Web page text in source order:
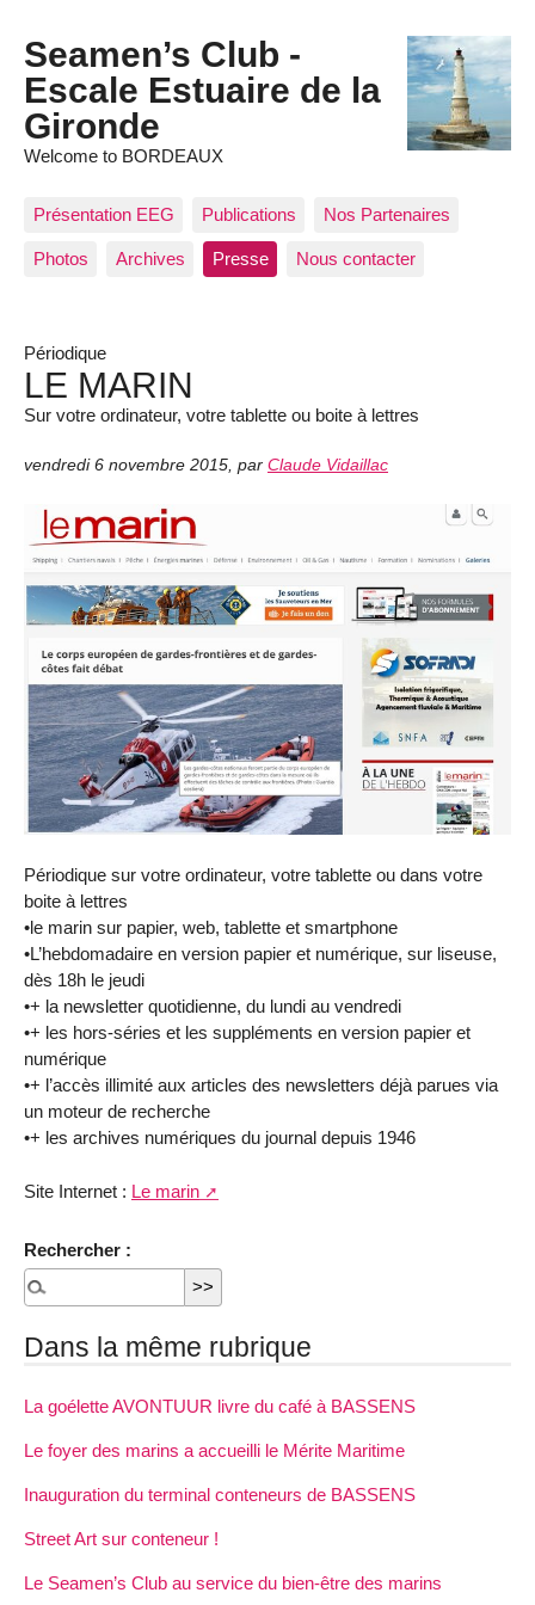
Seamen’s Club -
Escale Estuaire de la
Gironde
Welcome to BORDEAUX
Présentation EEG Publications Nos Partenaires
Photos Archives Presse Nous contacter
Périodique
LE MARIN
Sur votre ordinateur, votre tablette ou boite à lettres
vendredi 6 novembre 2015 par Claude Vidaillac
Périodique sur votre ordinateur, votre tablette ou dans votre
boite à lettres
•le marin sur papier, web, tablette et smartphone
•L’hebdomadaire en version papier et numérique, sur liseuse,
dès 18h le jeudi
•+ la newsletter quotidienne, du lundi au vendredi
•+ les hors-séries et les suppléments en version papier et
numérique
•+ l’accès illimité aux articles des newsletters déjà parues via
un moteur de recherche
•+ les archives numériques du journal depuis 1946
Site Internet : Le marin
Rechercher :
Dans la même rubrique
La goélette AVONTUUR livre du café à BASSENS
Le foyer des marins a accueilli le Mérite Maritime
Inauguration du terminal conteneurs de BASSENS
Street Art sur conteneur !
Le Seamen’s Club au service du bien-être des marins